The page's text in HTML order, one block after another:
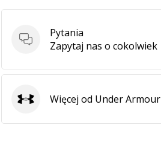
Pytania
Pytania
Zapytaj nas o cokolwiek
Under Armour
Więcej od Under Armour